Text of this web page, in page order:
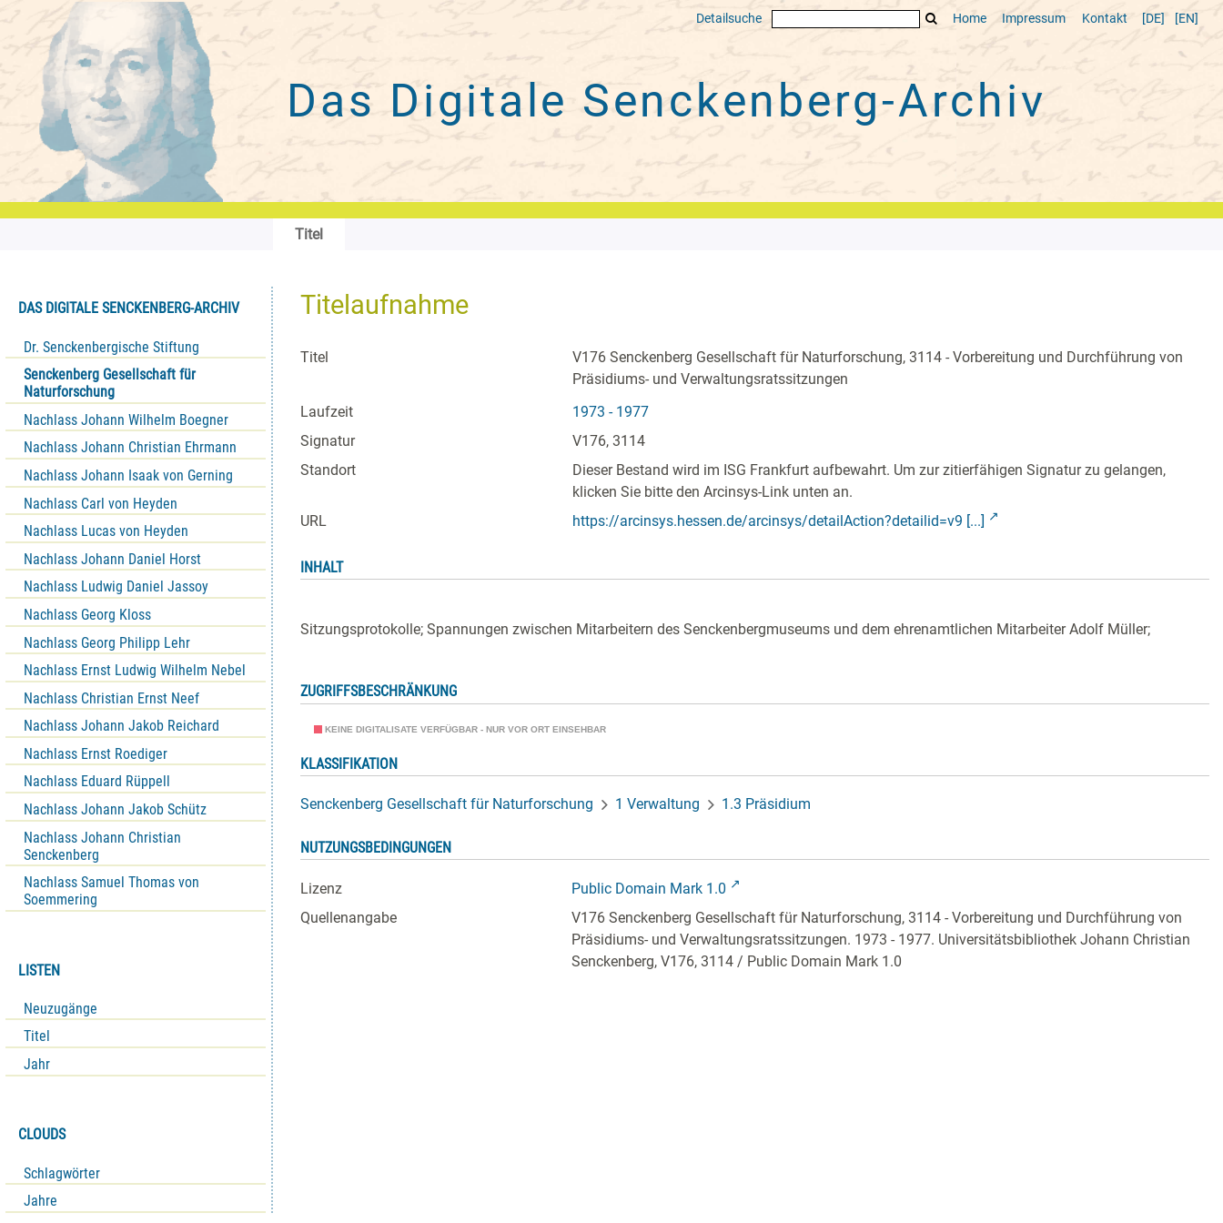
Detailsuche Home Impressum Kontakt [DE] [EN]
Das Digitale Senckenberg-Archiv
Titel
DAS DIGITALE SENCKENBERG-ARCHIV
Dr. Senckenbergische Stiftung
Senckenberg Gesellschaft für
Naturforschung
Nachlass Johann Wilhelm Boegner
Nachlass Johann Christian Ehrmann
Nachlass Johann Isaak von Gerning
Nachlass Carl von Heyden
Nachlass Lucas von Heyden
Nachlass Johann Daniel Horst
Nachlass Ludwig Daniel Jassoy
Nachlass Georg Kloss
Nachlass Georg Philipp Lehr
Nachlass Ernst Ludwig Wilhelm Nebel
Nachlass Christian Ernst Neef
Nachlass Johann Jakob Reichard
Nachlass Ernst Roediger
Nachlass Eduard Rüppell
Nachlass Johann Jakob Schütz
Nachlass Johann Christian
Senckenberg
Nachlass Samuel Thomas von
Soemmering
LISTEN
Neuzugänge
Titel
Jahr
CLOUDS
Schlagwörter
Jahre
Titelaufnahme
Titel
V176 Senckenberg Gesellschaft für Naturforschung, 3114 - Vorbereitung und Durchführung von
Präsidiums- und Verwaltungsratssitzungen
Laufzeit
1973 - 1977
Signatur
V176, 3114
Standort
Dieser Bestand wird im ISG Frankfurt aufbewahrt. Um zur zitierfähigen Signatur zu gelangen,
klicken Sie bitte den Arcinsys-Link unten an.
URL
https://arcinsys.hessen.de/arcinsys/detailAction?detailid=v9 [...]
INHALT
Sitzungsprotokolle; Spannungen zwischen Mitarbeitern des Senckenbergmuseums und dem ehrenamtlichen Mitarbeiter Adolf Müller;
ZUGRIFFSBESCHRÄNKUNG
KEINE DIGITALISATE VERFÜGBAR - NUR VOR ORT EINSEHBAR
KLASSIFIKATION
Senckenberg Gesellschaft für Naturforschung 1 Verwaltung 1.3 Präsidium
NUTZUNGSBEDINGUNGEN
Lizenz
Public Domain Mark 1.0
Quellenangabe
V176 Senckenberg Gesellschaft für Naturforschung, 3114 - Vorbereitung und Durchführung von
Präsidiums- und Verwaltungsratssitzungen. 1973 - 1977. Universitätsbibliothek Johann Christian
Senckenberg, V176, 3114 / Public Domain Mark 1.0